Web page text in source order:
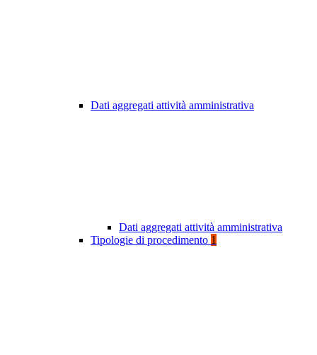
Dati aggregati attività amministrativa
Dati aggregati attività amministrativa
Tipologie di procedimento 1